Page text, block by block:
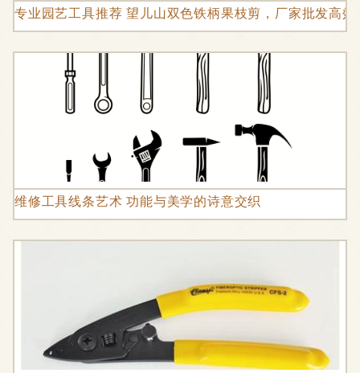
专业园艺工具推荐 望儿山双色铁柄果枝剪，厂家批发高效
维修工具线条艺术 功能与美学的诗意交织